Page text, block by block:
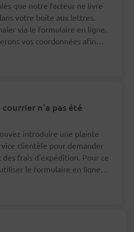
que notre facteur ne livre
votre boîte aux lettres.
via le formulaire en ligne.
vos coordonnées afin
n'a pas été
introduire une plainte
clientèle pour demander
frais d'expédition. Pour ce
le formulaire en ligne